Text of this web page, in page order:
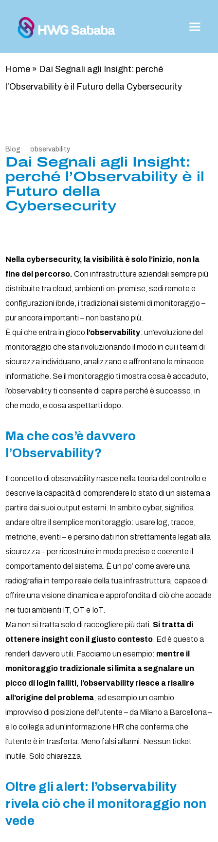
Home » Dai Segnali agli Insight: perché
l’Observability è il Futuro della Cybersecurity
Blog observability
Dai Segnali agli Insight:
perché l’Observability è il
Futuro della
Cybersecurity
Nella cybersecurity, la visibilità è solo l’inizio, non la
fine del percorso. Con infrastrutture aziendali sempre più
distribuite tra cloud, ambienti on-premise, sedi remote e
configurazioni ibride, i tradizionali sistemi di monitoraggio –
pur ancora importanti – non bastano più.
È qui che entra in gioco l’observability: un’evoluzione del
monitoraggio che sta rivoluzionando il modo in cui i team di
sicurezza individuano, analizzano e affrontano le minacce
informatiche. Se il monitoraggio ti mostra cosa è accaduto,
l’observability ti consente di capire perché è successo, in
che modo, e cosa aspettarti dopo.
Ma che cos’è davvero
l’Observability?
Il concetto di observability nasce nella teoria del controllo e
descrive la capacità di comprendere lo stato di un sistema a
partire dai suoi output esterni. In ambito cyber, significa
andare oltre il semplice monitoraggio: usare log, tracce,
metriche, eventi – e persino dati non strettamente legati alla
sicurezza – per ricostruire in modo preciso e coerente il
comportamento del sistema. È un po’ come avere una
radiografia in tempo reale della tua infrastruttura, capace di
offrire una visione dinamica e approfondita di ciò che accade
nei tuoi ambienti IT, OT e IoT.
Ma non si tratta solo di raccogliere più dati. Si tratta di
ottenere insight con il giusto contesto . Ed è questo a
renderli davvero utili. Facciamo un esempio: mentre il
monitoraggio tradizionale si limita a segnalare un
picco di login falliti, l’observability riesce a risalire
all’origine del problema , ad esempio un cambio
improvviso di posizione dell’utente – da Milano a Barcellona –
e lo collega ad un’informazione HR che conferma che
l’utente è in trasferta. Meno falsi allarmi. Nessun ticket
inutile. Solo chiarezza.
Oltre gli alert: l’observability
rivela ciò che il monitoraggio non
vede